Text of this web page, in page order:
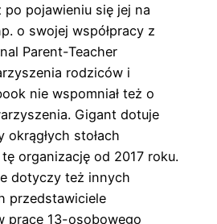
pojawieniu się jej na
o swojej współpracy z
Parent-Teacher
rodziców i
nie wspomniał też o
Gigant dotuje
stołach
organizację od 2017 roku.
dotyczy też innych
przedstawiciele
prace 13-osobowego